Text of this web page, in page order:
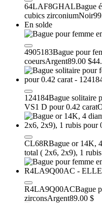
64LAF8GHALBague
cubics zirconiumNoir
En solde
4905183Bague pour
coeursArgent89.00 $
124184Bague solitaire
VS1 D pour 0.42 carat
CL68RBague or 14K,
total ( 2x6, 2x9), 1
R4LA9Q00ACBague
zirconsArgent89.00 $